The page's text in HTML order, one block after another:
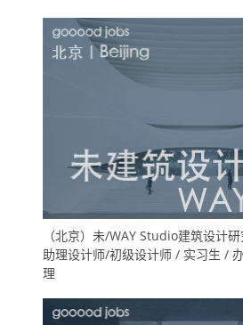
（北京）未/WAY Studio建筑设计
助理设计师/初级设计师 / 实习生 /
理